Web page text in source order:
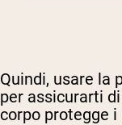
Quindi, usare la
per assicurarti
corpo protegge